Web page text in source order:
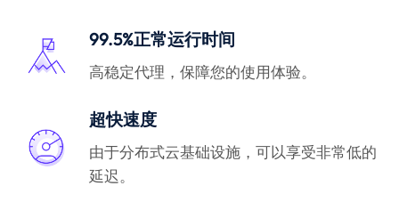
99.5%正常运行时间
高稳定代理，保障您的使用体验。
超快速度
由于分布式云基础设施，可以享受非常低的
延迟。